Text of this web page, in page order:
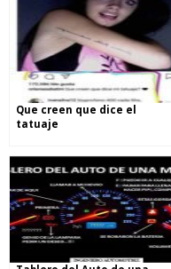
Que creen que dice el
tatuaje